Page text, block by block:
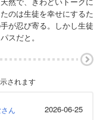
のは生徒を幸せにするた
が忍び寄る。しかし生徒
スだと。
されます
さん
2026-06-25